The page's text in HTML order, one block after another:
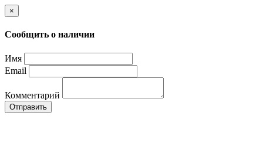
×
Сообщить о наличии
Имя
Email
Комментарий
Отправить